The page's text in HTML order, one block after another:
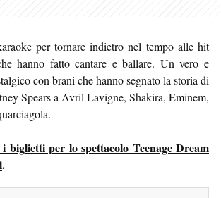
per tornare indietro nel tempo alle hit
hanno fatto cantare e ballare. Un vero e
con brani che hanno segnato la storia di
Spears a Avril Lavigne, Shakira, Eminem,
biglietti per lo spettacolo Teenage Dream
.